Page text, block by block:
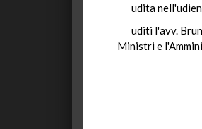
udita
uditi l'avv.
Ministri e